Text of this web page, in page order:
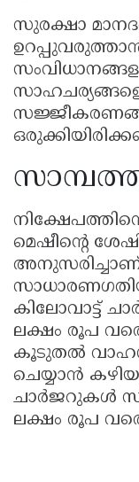
സുരക്ഷാ
മെഷീന്റെ
അനുസരിച്ചാണ്
കിലോവാട്ട്
ലക്ഷം രൂപ
കൂടുതൽ
ചെയ്യാൻ
ചാർജറുകൾ
ലക്ഷം രൂപ